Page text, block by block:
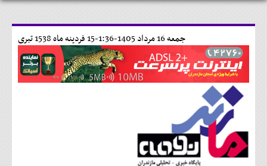
15 فردينه ماه 1538 تبری جمعه 16 مرداد 1405-1:36-